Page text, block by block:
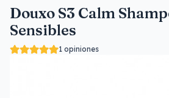
Douxo S3 Calm
Sensibles
1 opiniones